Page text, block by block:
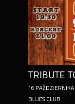
16 PAŹDZIERNIKA
BLUES CLUB